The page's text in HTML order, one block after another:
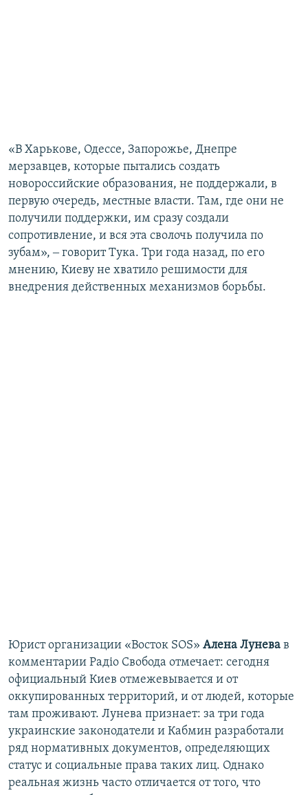
«В Харькове, Одессе, Запорожье, Днепре
мерзавцев, которые пытались создать
новороссийские образования, не поддержали, в
первую очередь, местные власти. Там, где они не
получили поддержки, им сразу создали
сопротивление, и вся эта сволочь получила по
зубам», ‒ говорит Тука. Три года назад, по его
мнению, Киеву не хватило решимости для
внедрения действенных механизмов борьбы.
Юрист организации «Восток SOS» Алена Лунева в
комментарии Радіо Свобода отмечает: сегодня
официальный Киев отмежевывается и от
оккупированных территорий, и от людей, которые
там проживают. Лунева признает: за три года
украинские законодатели и Кабмин разработали
ряд нормативных документов, определяющих
статус и социальные права таких лиц. Однако
реальная жизнь часто отличается от того, что